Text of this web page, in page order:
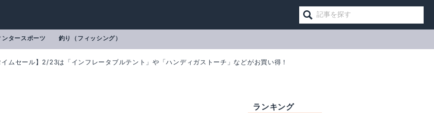
ンタースポーツ 釣り（フィッシング）
ムセール】2/23は「インフレータブルテント」や「ハンディガストーチ」などがお買い得！
ランキング